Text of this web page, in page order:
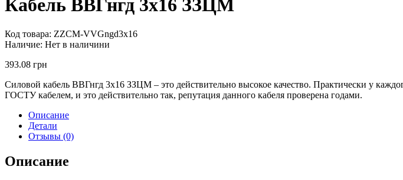
Кабель ВВГнгд 3х16 ЗЗЦМ
Код товара: ZZCM-VVGngd3х16
Наличие: Нет в наличини
393.08 грн
Силовой кабель ВВГнгд 3х16 ЗЗЦМ – это действительно высокое качество. Практически у
ГОСТУ кабелем, и это действительно так, репутация данного кабеля проверена годами.
Описание
Детали
Отзывы (0)
Описание